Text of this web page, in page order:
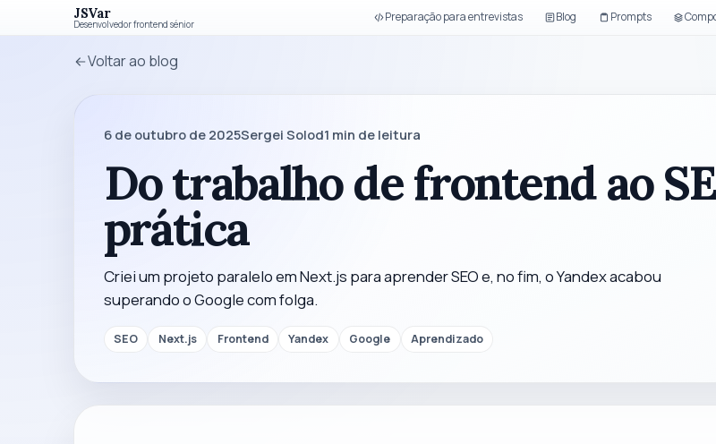
JSVar
Desenvolvedor frontend sénior Preparação para entrevistas Blog Prompts
Voltar ao blog
6 de outubro de 2025Sergei Solod1 min de leitura
Do trabalho de frontend ao
prática
Criei um projeto paralelo em Next.js para aprender SEO e, no fim, o Yandex acabou
superando o Google com folga.
SEO Next.js Frontend Yandex Google Aprendizado